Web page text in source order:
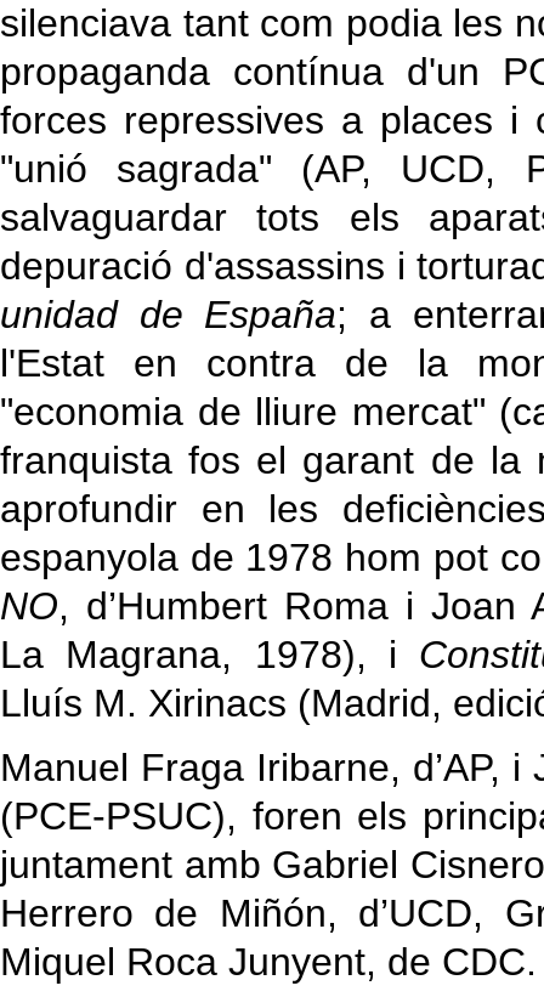
silenciava tant com podia les
propaganda contínua d'un
forces repressives a places
"unió sagrada" (AP, UCD,
salvaguardar tots els
depuració d'assassins i
unidad de España; a
l'Estat en contra de la
"economia de lliure mercat"
franquista fos el garant de la
aprofundir en les
espanyola de 1978 hom pot
NO, d’Humbert Roma i Joan
La Magrana, 1978), i
Lluís M. Xirinacs (Madrid,
Manuel Fraga Iribarne, d’AP,
(PCE-PSUC), foren els
juntament amb Gabriel
Herrero de Miñón, d’UCD,
Miquel Roca Junyent, de CDC.